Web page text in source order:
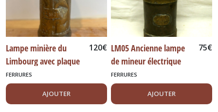
Lampe minière du
Limbourg avec plaque
120€
FERRURES
AJOUTER
LM05 Ancienne lampe
de mineur électrique
75€
FERRURES
AJOUTER